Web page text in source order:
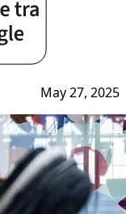
May 27, 2025